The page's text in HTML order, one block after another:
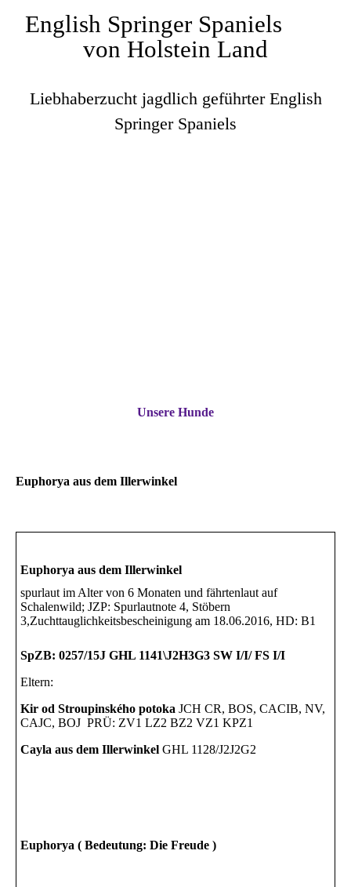
English Springer Spaniels
von Holstein Land
Liebhaberzucht jagdlich geführter English
Springer Spaniels
Unsere Hunde
Euphorya aus dem Illerwinkel
Euphorya aus dem Illerwinkel
spurlaut im Alter von 6 Monaten und fährtenlaut auf
Schalenwild; JZP: Spurlautnote 4, Stöbern
3,Zuchttauglichkeitsbescheinigung am 18.06.2016, HD: B1
SpZB: 0257/15J GHL 1141\J2H3G3 SW I/I/ FS I/I
Eltern:
Kir od Stroupinského potoka JCH CR, BOS, CACIB, NV,
CAJC, BOJ PRÜ: ZV1 LZ2 BZ2 VZ1 KPZ1
Cayla aus dem Illerwinkel GHL 1128/J2J2G2
Euphorya ( Bedeutung: Die Freude )